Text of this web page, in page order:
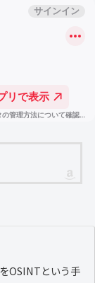
OSINTという手